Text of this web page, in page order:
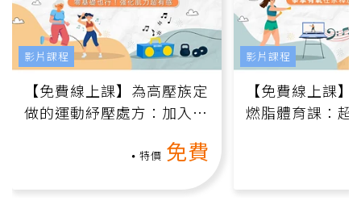
【免費線上課】為高壓族定
做的運動紓壓處方：加入行
特價 免費
影片課程
【免費線上課
燃脂體育課：超
影片課程